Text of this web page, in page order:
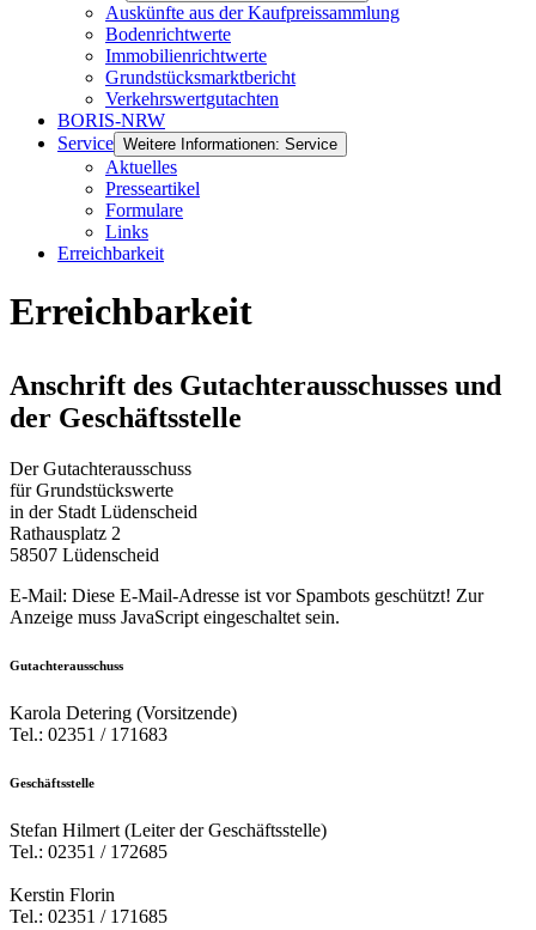
Auskünfte aus der Kaufpreissammlung
Bodenrichtwerte
Immobilienrichtwerte
Grundstücksmarktbericht
Verkehrswertgutachten
BORIS-NRW
Service Weitere Informationen: Service
Aktuelles
Presseartikel
Formulare
Links
Erreichbarkeit
Erreichbarkeit
Anschrift des Gutachterausschusses und
der Geschäftsstelle
Der Gutachterausschuss
für Grundstückswerte
in der Stadt Lüdenscheid
Rathausplatz 2
58507 Lüdenscheid
E-Mail: Diese E-Mail-Adresse ist vor Spambots geschützt! Zur
Anzeige muss JavaScript eingeschaltet sein.
Gutachterausschuss
Karola Detering (Vorsitzende)
Tel.: 02351 / 171683
Geschäftsstelle
Stefan Hilmert (Leiter der Geschäftsstelle)
Tel.: 02351 / 172685
Kerstin Florin
Tel.: 02351 / 171685